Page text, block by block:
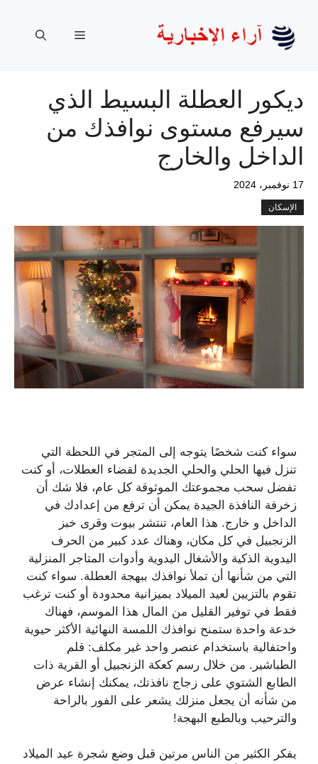
المحتوى
القائمة
ديكور العطلة البسيط الذي
سيرفع مستوى نوافذك من
الداخل والخارج
17 نوفمبر، 2024
الإسكان
سواء كنت شخصًا يتوجه إلى المتجر في اللحظة التي
تنزل فيها الحلي والحلي الجديدة لقضاء العطلات، أو كنت
تفضل سحب مجموعتك الموثوقة كل عام، فلا شك أن
زخرفة النافذة الجيدة يمكن أن ترفع من إعدادك في
الداخل و خارج. هذا العام، تنتشر بيوت وقرى خبز
الزنجبيل في كل مكان، وهناك عدد كبير من الحرف
اليدوية الذكية والأشغال اليدوية وأدوات المتاجر المنزلية
التي من شأنها أن تملأ نوافذك ببهجة العطلة. سواء كنت
تقوم بالتزيين لعيد الميلاد بميزانية محدودة أو كنت ترغب
فقط في توفير القليل من المال هذا الموسم، فهناك
خدعة واحدة ستمنح نوافذك اللمسة النهائية الأكثر حيوية
واحتفالية باستخدام عنصر واحد غير مكلف: قلم
الطباشير. من خلال رسم كعكة الزنجبيل أو القرية ذات
الطابع الشتوي على زجاج نافذتك، يمكنك إنشاء عرض
من شأنه أن يجعل منزلك يشعر على الفور بالراحة
والترحيب وبالطبع البهجة!
يفكر الكثير من الناس مرتين قبل وضع شجرة عيد الميلاد